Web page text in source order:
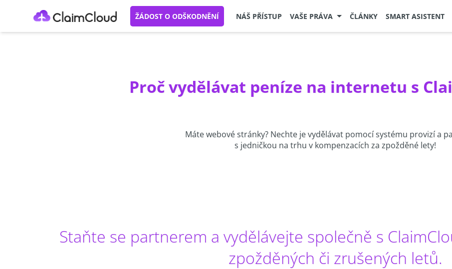
ŽÁDOST O ODŠKODNĚNÍ NÁŠ PŘÍSTUP VAŠE PRÁVA ČLÁNKY SMART ASISTENT
Proč vydělávat peníze na internetu s
Máte webové stránky? Nechte je vydělávat pomocí systému provizí a
s jedničkou na trhu v kompenzacích za zpožděné lety!
Staňte se partnerem a vydělávejte společně s
zpožděných či zrušených letů.